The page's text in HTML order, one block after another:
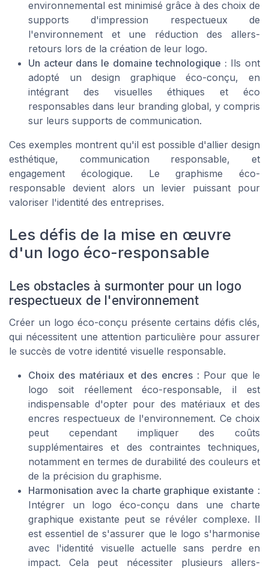
environnemental est minimisé grâce à des choix de
supports d'impression respectueux de
l'environnement et une réduction des allers-
retours lors de la création de leur logo.
Un acteur dans le domaine technologique : Ils ont
adopté un design graphique éco-conçu, en
intégrant des visuelles éthiques et éco
responsables dans leur branding global, y compris
sur leurs supports de communication.
Ces exemples montrent qu'il est possible d'allier design
esthétique, communication responsable, et
engagement écologique. Le graphisme éco-
responsable devient alors un levier puissant pour
valoriser l'identité des entreprises.
Les défis de la mise en œuvre
d'un logo éco-responsable
Les obstacles à surmonter pour un logo
respectueux de l'environnement
Créer un logo éco-conçu présente certains défis clés,
qui nécessitent une attention particulière pour assurer
le succès de votre identité visuelle responsable.
Choix des matériaux et des encres: Pour que le
logo soit réellement éco-responsable, il est
indispensable d'opter pour des matériaux et des
encres respectueux de l'environnement. Ce choix
peut cependant impliquer des coûts
supplémentaires et des contraintes techniques,
notamment en termes de durabilité des couleurs et
de la précision du graphisme.
Harmonisation avec la charte graphique existante :
Intégrer un logo éco-conçu dans une charte
graphique existante peut se révéler complexe. Il
est essentiel de s'assurer que le logo s'harmonise
avec l'identité visuelle actuelle sans perdre en
impact. Cela peut nécessiter plusieurs allers-